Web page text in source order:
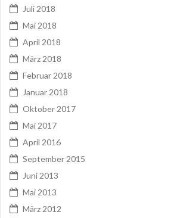
Juli 2018
Mai 2018
April 2018
März 2018
Februar 2018
Januar 2018
Oktober 2017
Mai 2017
April 2016
September 2015
Juni 2013
Mai 2013
März 2012